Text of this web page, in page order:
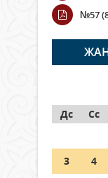
Wi-Fi
ӨТЕДІ?
06
05
№57
Дс
Сс
3
4